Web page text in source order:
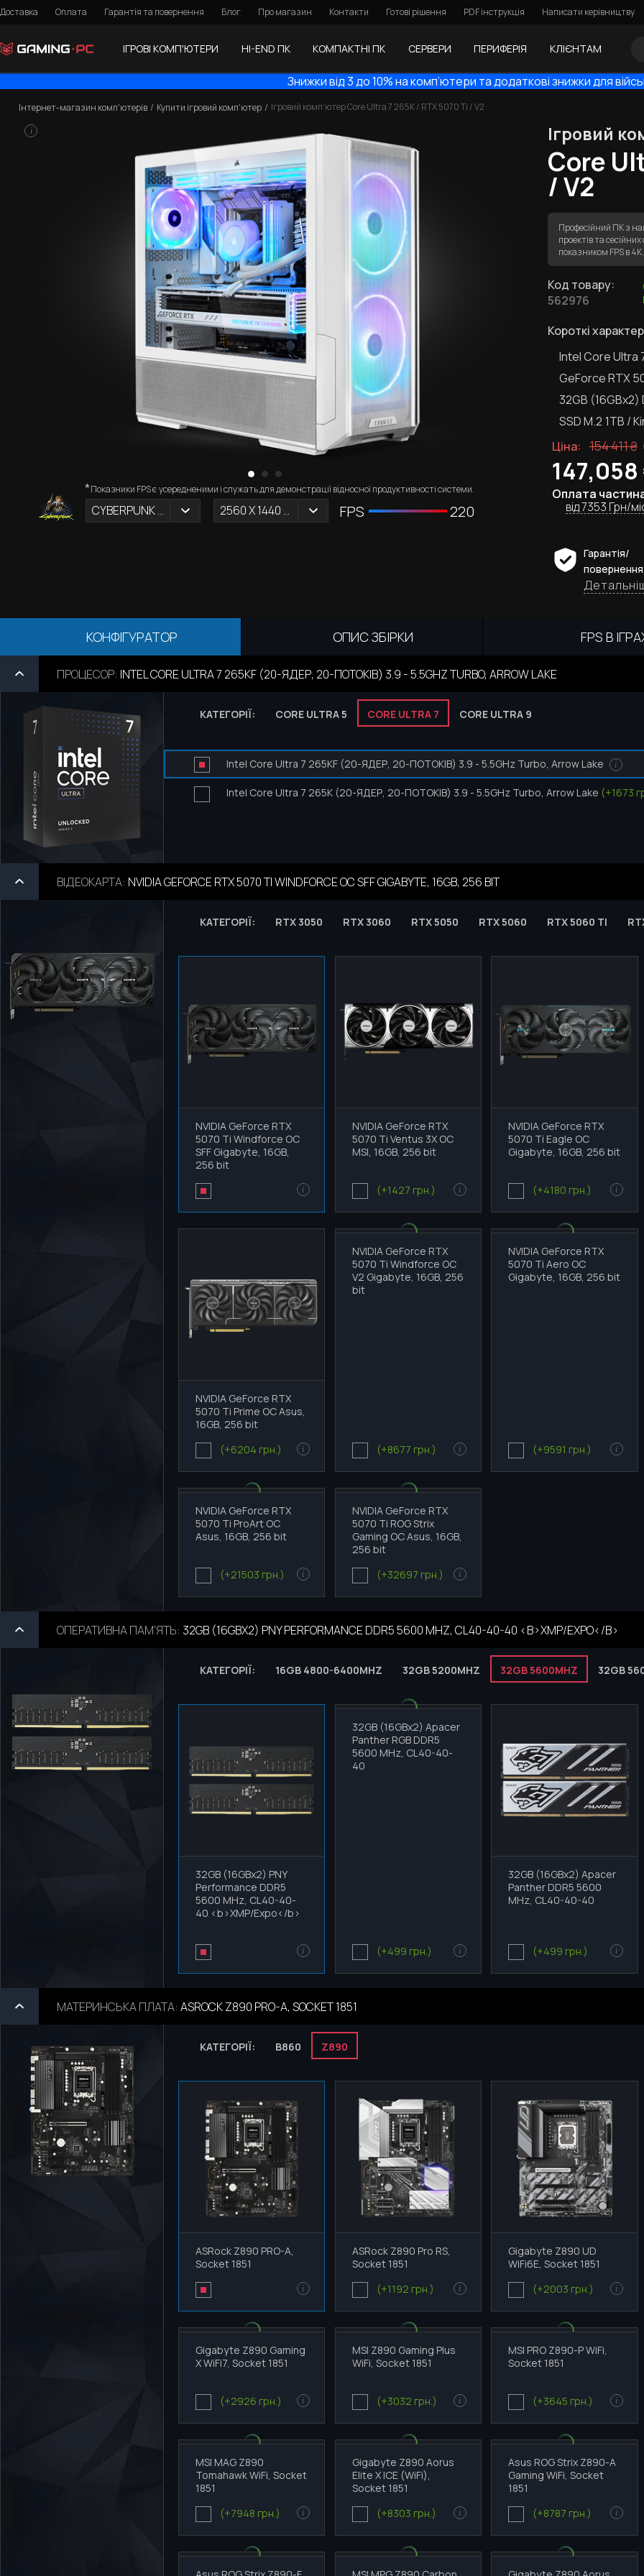
Доставка Оплата Гарантія та повернення Блог Про магазин Контакти Готові рішення PDF інструкція Написати керівництву
ІГРОВІ КОМП'ЮТЕРИ HI-END ПК КОМПАКТНІ ПК СЕРВЕРИ ПЕРИФЕРІЯ КЛІЄНТАМ
Знижки від 3 до 10% на комп’ютери та додаткові знижки для
Інтернет-магазин комп'ютерів Купити ігровий комп'ютер Ігровий комп'ютер Core Ultra 7 265K / RTX 5070 Ti / V2
i
CYBERPUNK 2077 2560 X 1440 (2К)
*Показники FPS є усередненими і служать для демонстрації відносної продуктивності системи.
FPS 220
Ігровий
Core
/ V2
Професійний ПК з
проектів та
показником FPS в
Код товару:
562976
Короткі
Intel Core Ultra
GeForce RTX
32GB (16GBx2)
SSD M.2 1TB /
Ціна: 154 411₴
147,058
Оплата
від 7353 Грн/
Гарантія/
повернення
КОНФІГУРАТОР ОПИС ЗБІРКИ FPS В
ПРОЦЕСОР: INTEL CORE ULTRA 7 265KF (20-ЯДЕР, 20-ПОТОКІВ) 3.9 - 5.5GHZ TURBO, ARROW LAKE
КАТЕГОРІЇ: CORE ULTRA 5 CORE ULTRA 7 CORE ULTRA 9
Intel Core Ultra 7 265KF (20-ЯДЕР, 20-ПОТОКІВ) 3.9 - 5.5GHz Turbo, Arrow Lake i
Intel Core Ultra 7 265K (20-ЯДЕР, 20-ПОТОКІВ) 3.9 - 5.5GHz Turbo, Arrow Lake (+1673
ВІДЕОКАРТА: NVIDIA GEFORCE RTX 5070 TI WINDFORCE OC SFF GIGABYTE, 16GB, 256 BIT
КАТЕГОРІЇ: RTX 3050 RTX 3060 RTX 5050 RTX 5060 RTX 5060 TI
NVIDIA GeForce RTX
5070 Ti Windforce OC
SFF Gigabyte, 16GB,
256 bit
i
NVIDIA GeForce RTX
5070 Ti Ventus 3X OC
MSI, 16GB, 256 bit
(+1427 грн.) i
NVIDIA GeForce RTX
5070 Ti Eagle OC
Gigabyte, 16GB, 256 bit
(+4180 грн.) i
NVIDIA GeForce RTX
5070 Ti Prime OC Asus,
16GB, 256 bit
(+6204 грн.)
i
NVIDIA GeForce RTX
5070 Ti Windforce OC
V2 Gigabyte, 16GB, 256
bit
(+8677 грн.) i
NVIDIA GeForce RTX
5070 Ti Aero OC
Gigabyte, 16GB, 256 bit
(+9591 грн.) i
NVIDIA GeForce RTX
5070 Ti ProArt OC
Asus, 16GB, 256 bit
(+21503 грн.) i
NVIDIA GeForce RTX
5070 Ti ROG Strix
Gaming OC Asus, 16GB,
256 bit
(+32697 грн.)
i
ОПЕРАТИВНА ПАМ'ЯТЬ: 32GB (16GBX2) PNY PERFORMANCE DDR5 5600 MHZ, СL40-40-40 <B>XMP/EXPO</B>
КАТЕГОРІЇ: 16GB 4800-6400MHZ 32GB 5200MHZ 32GB 5600MHZ 32GB
32GB (16GBx2) PNY
Performance DDR5
5600 MHz, СL40-40-
40 <b>XMP/Expo</b>
i
32GB (16GBx2) Apacer
Panther RGB DDR5
5600 MHz, СL40-40-
40
(+499 грн.) i
32GB (16GBx2) Apacer
Panther DDR5 5600
MHz, СL40-40-40
(+499 грн.) i
МАТЕРИНСЬКА ПЛАТА: ASROCK Z890 PRO-A, SOCKET 1851
КАТЕГОРІЇ: B860 Z890
ASRock Z890 PRO-A,
Socket 1851
i
ASRock Z890 Pro RS,
Socket 1851
(+1192 грн.)
i
Gigabyte Z890 UD
WiFi6E, Socket 1851
(+2003 грн.)
i
Gigabyte Z890 Gaming
X WiFi7, Socket 1851
(+2926 грн.) i
MSI Z890 Gaming Plus
WiFi, Socket 1851
(+3032 грн.) i
MSI PRO Z890-P WiFi,
Socket 1851
(+3645 грн.) i
MSI MAG Z890
Tomahawk WiFi, Socket
1851
(+7948 грн.)
i
Gigabyte Z890 Aorus
Elite X ICE (WiFi),
Socket 1851
(+8303 грн.)
i
Asus ROG Strix Z890-A
Gaming WiFi, Socket
1851
(+8787 грн.)
i